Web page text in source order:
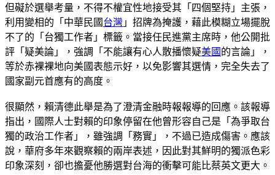
但礙於選舉考量，不得不權宜性地接受其「四個堅持」主張，
利用變相的「中華民國 台灣 」招牌為掩護，藉此模糊立場擺脫
不了的「台獨工作者」標籤。當接任民進黨主席時，他公開批
評「疑美論」，強調「不能讓有心人散播懷疑美國 的言論」，
等於赤裸裸地向美國表態示好，以免影響其選情，完全失去了
國家副元首應有的高度。
很顯然，賴清德此舉是為了澄清金融時報報導的回應。該報導
指出，國際人士對賴的印象停留在他曾形容自己是「為爭取台
獨的政治工作者」，雖強調「務實」，不過已造成傷害。應該
說，華府多年來觀察賴的兩岸表述，因此對其鮮明的獨派色彩
印象深刻，卻也擔憂他勝選對台海的衝擊可能比蔡英文更大。